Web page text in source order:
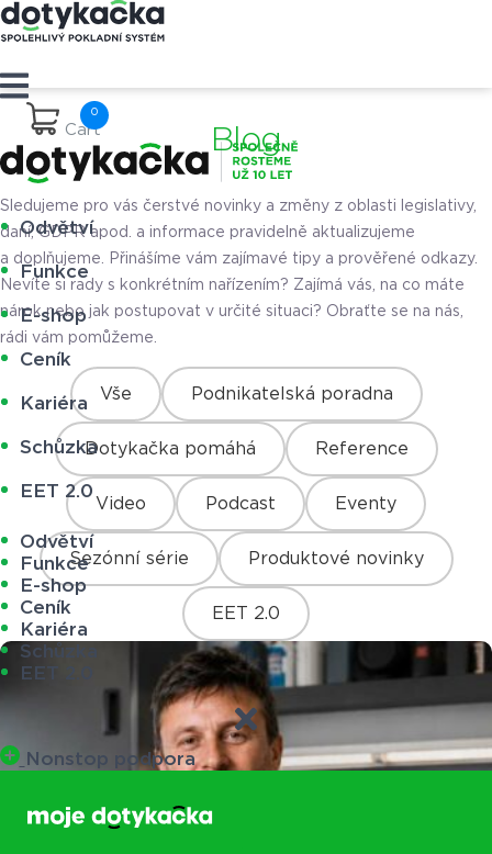
Cart
Odvětví
Funkce
E-shop
Ceník
Kariéra
Schůzka
EET 2.0
Odvětví
Funkce
E-shop
Ceník
Kariéra
Schůzka
EET 2.0
Nonstop podpora
Blog
Sledujeme pro vás čerstvé novinky a změny z oblasti legislativy,
daní, GDPR apod. a informace pravidelně aktualizujeme
a doplňujeme. Přinášíme vám zajímavé tipy a prověřené odkazy.
Nevíte si rady s konkrétním nařízením? Zajímá vás, na co máte
nárok nebo jak postupovat v určité situaci? Obraťte se na nás,
rádi vám pomůžeme.
Vše Podnikatelská poradna
Dotykačka pomáhá Reference
Video Podcast Eventy
Sezónní série Produktové novinky
EET 2.0